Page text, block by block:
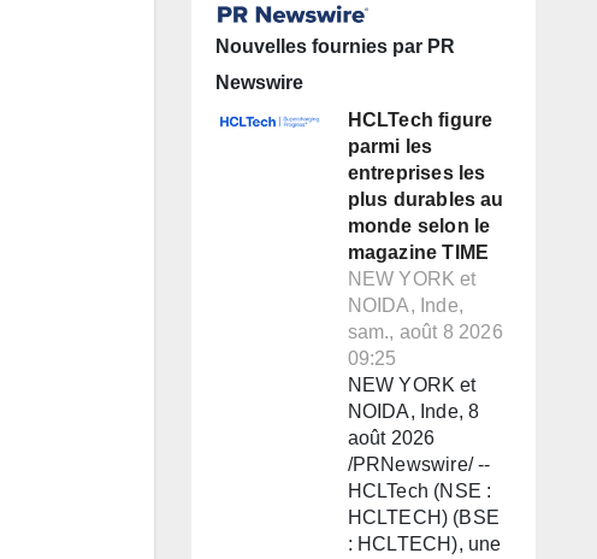
Nouvelles fournies par PR
Newswire
HCLTech figure
parmi les
entreprises les
plus durables au
monde selon le
magazine TIME
NEW YORK et
NOIDA, Inde,
sam., août 8 2026
09:25
NEW YORK et
NOIDA, Inde, 8
août 2026
/PRNewswire/ --
HCLTech (NSE :
HCLTECH) (BSE
: HCLTECH), une